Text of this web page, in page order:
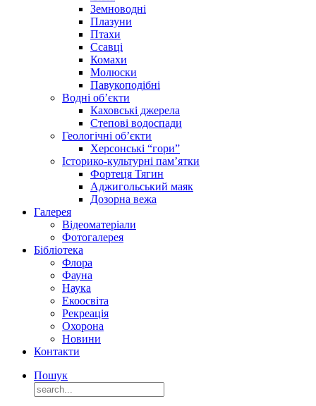
Земноводні
Плазуни
Птахи
Ссавці
Комахи
Молюски
Павукоподібні
Водні об’єкти
Каховські джерела
Степові водоспади
Геологічні об’єкти
Херсонські “гори”
Історико-культурні пам’ятки
Фортеця Тягин
Аджигольський маяк
Дозорна вежа
Галерея
Відеоматеріали
Фотогалерея
Бібліотека
Флора
Фауна
Наука
Екоосвіта
Рекреація
Охорона
Новини
Контакти
Пошук